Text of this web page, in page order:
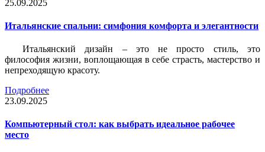
25.09.2025
Итальянские спальни: симфония комфорта и элегантности
Итальянский дизайн – это не просто стиль, это
философия жизни, воплощающая в себе страсть, мастерство и
непреходящую красоту.
Подробнее
23.09.2025
Компьютерный стол: как выбрать идеальное рабочее
место